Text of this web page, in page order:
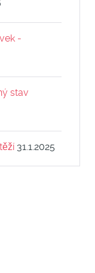
-
stav
31.1.2025